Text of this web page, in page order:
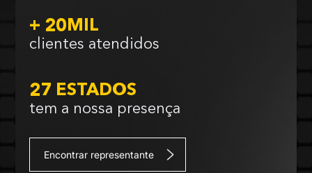
+ 20MIL
clientes atendidos
27 ESTADOS
tem a nossa presença
Encontrar representante